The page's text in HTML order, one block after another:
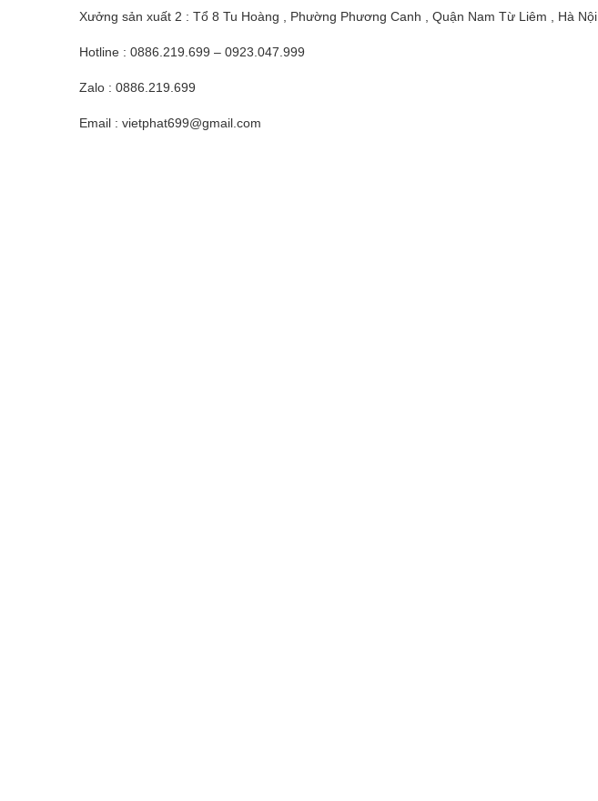
Xưởng sản xuất 2 : Tổ 8 Tu Hoàng , Phường Phương Canh , Quận Nam Từ Liêm , Hà Nội
Hotline : 0886.219.699 – 0923.047.999
Zalo : 0886.219.699
Email : vietphat699@gmail.com